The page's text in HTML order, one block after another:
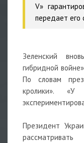
V»
передает его
Зеленский
гибридной
По словам
кролики».
Президент